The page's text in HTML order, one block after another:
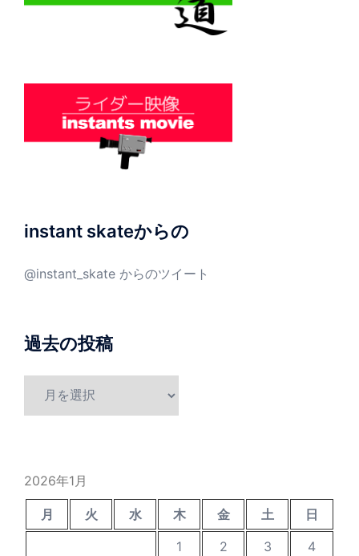
instant skateからの
@instant_skate からのツイート
過去の投稿
2026年1月
月 火 水 木 金 土
日
1
2 3
4